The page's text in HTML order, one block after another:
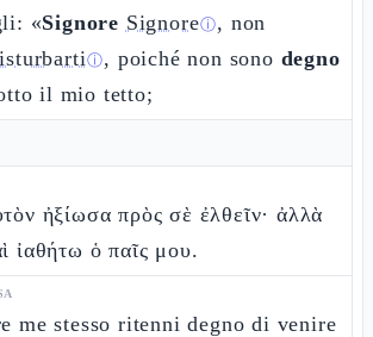
«Signore Signoreⓘ, non
ⓘ, poiché non sono degno
il mio tetto;
ἠξίωσα πρὸς σὲ ἐλθεῖν· ἀλλὰ
ἰαθήτω ὁ παῖς μου.
me stesso ritenni degno di venire